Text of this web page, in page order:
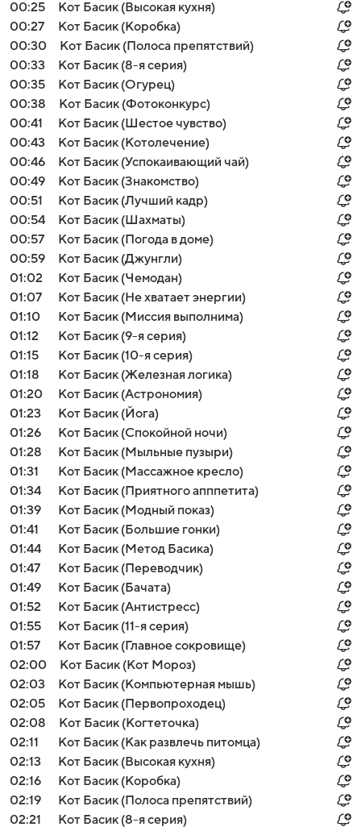
00:25
Кот Басик (Высокая кухня)
00:27
Кот Басик (Коробка)
00:30
Кот Басик (Полоса препятствий)
00:33
Кот Басик (8-я серия)
00:35
Кот Басик (Огурец)
00:38
Кот Басик (Фотоконкурс)
00:41
Кот Басик (Шестое чувство)
00:43
Кот Басик (Котолечение)
00:46
Кот Басик (Успокаивающий чай)
00:49
Кот Басик (Знакомство)
00:51
Кот Басик (Лучший кадр)
00:54
Кот Басик (Шахматы)
00:57
Кот Басик (Погода в доме)
00:59
Кот Басик (Джунгли)
01:02
Кот Басик (Чемодан)
01:07
Кот Басик (Не хватает энергии)
01:10
Кот Басик (Миссия выполнима)
01:12
Кот Басик (9-я серия)
01:15
Кот Басик (10-я серия)
01:18
Кот Басик (Железная логика)
01:20
Кот Басик (Астрономия)
01:23
Кот Басик (Йога)
01:26
Кот Басик (Спокойной ночи)
01:28
Кот Басик (Мыльные пузыри)
01:31
Кот Басик (Массажное кресло)
01:34
Кот Басик (Приятного апппетита)
01:39
Кот Басик (Модный показ)
01:41
Кот Басик (Большие гонки)
01:44
Кот Басик (Метод Басика)
01:47
Кот Басик (Переводчик)
01:49
Кот Басик (Бачата)
01:52
Кот Басик (Антистресс)
01:55
Кот Басик (11-я серия)
01:57
Кот Басик (Главное сокровище)
02:00
Кот Басик (Кот Мороз)
02:03
Кот Басик (Компьютерная мышь)
02:05
Кот Басик (Первопроходец)
02:08
Кот Басик (Когтеточка)
02:11
Кот Басик (Как развлечь питомца)
02:13
Кот Басик (Высокая кухня)
02:16
Кот Басик (Коробка)
02:19
Кот Басик (Полоса препятствий)
02:21
Кот Басик (8-я серия)